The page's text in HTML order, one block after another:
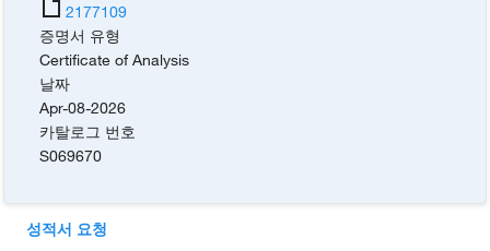
2177109
증명서 유형
Certificate of Analysis
날짜
Apr-08-2026
카탈로그 번호
S069670
성적서 요청